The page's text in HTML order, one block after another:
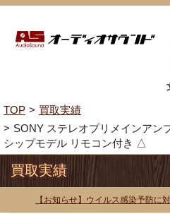
TOP
買取実績
SONY ステレオプリメインアン
シップモデル リモコン付き △
買取実績
【お知らせ】ウイルス感染予防に